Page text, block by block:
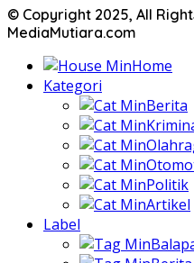
© Copyright 2025, All
MediaMutiara.com
Home
Kategori
Berita
Politik
Artikel
Label